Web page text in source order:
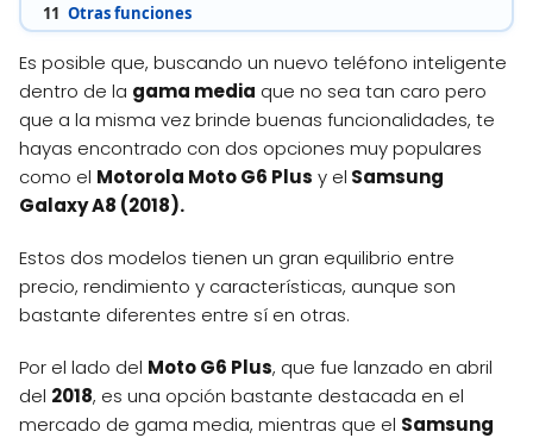
11 Otras funciones
Es posible que, buscando un nuevo teléfono inteligente
dentro de la gama media que no sea tan caro pero
que a la misma vez brinde buenas funcionalidades, te
hayas encontrado con dos opciones muy populares
como el Motorola Moto G6 Plus y el Samsung
Galaxy A8 (2018).
Estos dos modelos tienen un gran equilibrio entre
precio, rendimiento y características, aunque son
bastante diferentes entre sí en otras.
Por el lado del Moto G6 Plus, que fue lanzado en abril
del 2018, es una opción bastante destacada en el
mercado de gama media, mientras que el Samsung